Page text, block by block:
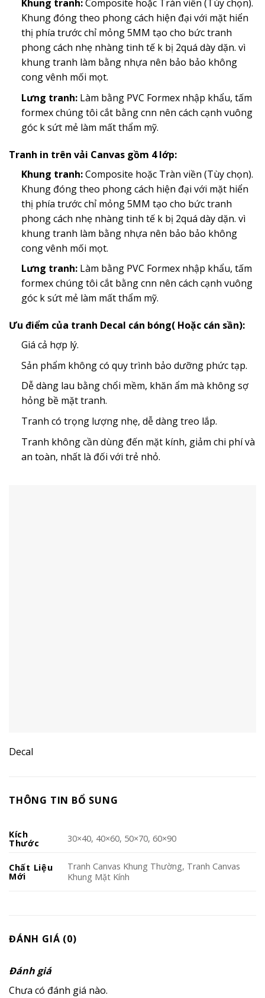
Khung tranh:Composite hoặc Tràn viền (Tùy chọn).
Khung đóng theo phong cách hiện đại với mặt hiển
thị phía trước chỉ mỏng 5MM tạo cho bức tranh
phong cách nhẹ nhàng tinh tế k bị 2quá dày dặn. vì
khung tranh làm bằng nhựa nên bảo bảo không
cong vênh mối mọt.
Lưng tranh:Làm bằng PVC Formex nhập khẩu, tấm
formex chúng tôi cắt bằng cnn nên cách cạnh vuông
góc k sứt mẻ làm mất thẩm mỹ.
Tranh in trên vải Canvas gồm 4 lớp:
Khung tranh:Composite hoặc Tràn viền (Tùy chọn).
Khung đóng theo phong cách hiện đại với mặt hiển
thị phía trước chỉ mỏng 5MM tạo cho bức tranh
phong cách nhẹ nhàng tinh tế k bị 2quá dày dặn. vì
khung tranh làm bằng nhựa nên bảo bảo không
cong vênh mối mọt.
Lưng tranh:Làm bằng PVC Formex nhập khẩu, tấm
formex chúng tôi cắt bằng cnn nên cách cạnh vuông
góc k sứt mẻ làm mất thẩm mỹ.
Ưu điểm của tranh Decal cán bóng( Hoặc cán sần):
Giá cả hợp lý.
Sản phẩm không có quy trình bảo dưỡng phức tạp.
Dễ dàng lau bằng chổi mềm, khăn ẩm mà không sợ
hỏng bề mặt tranh.
Tranh có trọng lượng nhẹ, dễ dàng treo lắp.
Tranh không cần dùng đến mặt kính, giảm chi phí và
an toàn, nhất là đối với trẻ nhỏ.
Decal
THÔNG TIN BỔ SUNG
Kích
Thước 30×40, 40×60, 50×70, 60×90
Chất Liệu
Mới
Tranh Canvas Khung Thường, Tranh Canvas
Khung Mặt Kính
ĐÁNH GIÁ (0)
Đánh giá
Chưa có đánh giá nào.